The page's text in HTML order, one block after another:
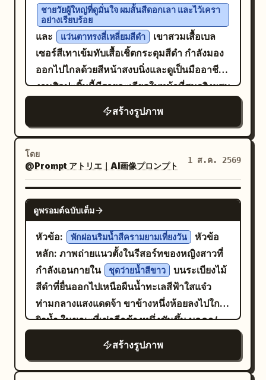
ไมโครบนเส้นใบไม้ในฉากหน้า"}, "lighting":
{"key": "แสงหลักสีทองนุ่มนวล (สไตล์
Rembrandt) จากด้านบนและด้านขวาเล็ก
น้อย", "fill": "แสงสะท้อนที่เบาบางเพื่อรักษา
รายละเอียดในเงามืดที่สุดของเครื่องประดับ
ศีรษะ", "rim": "แสงขอบสีอำพันจางๆ เพื่อแยก
ตัวแบบออกจากฉากหลังที่มืดมิดและวุ่นวาย",
"shadows": "สีดำเข้มข้นและลึก แสงเงาแบบ
"color_temperature": "โทนอุ่น, 3200K",
"sensor_flare": "ไม่มี การเรนเดอร์ทางแสงที่
สะอาดตา"}, "camera": {"lens_type":
"เลนส์พอร์ตเทรตระยะไกล (Prime)",
"focal_length": "100mm", "aperture":
"f/2.2", "focus": "คมชัดที่ม่านตาของตัวแบบ
และขอบของประติมากรรมใบไม้ในระยะใกล้",
"sensor_format": "Medium Format",
"perspective_distortion": "การบีบอัดเล็ก
น้อยจากเลนส์เทเลโฟโต้ ทำให้เกลียวดูแบนลง
เล็กน้อย"}, "post_processing": {"color":
"สีเหลืองอมน้ำตาลเข้มข้น, สีเหลืองทอง, สี
อำพัน, สีดำสนิท", "tonality": "ความเปรียบ
น้อยที่ด้านล่างก่อนจะเลือนหายไปในความมืด
** การจัดแสง: ** แหล่งกำเนิดแสงแข็งเพียงจุด
เดียว วางตำแหน่งให้สูงขึ้นและอยู่ด้านข้าง
มากกว่าเดิม ทำให้เกิดลำแสงที่แคบและคมชัด
เหมือนการผ่าตัด ผิวฝั่งรับแสงถูกเรนเดอร์ด้วย
สนิท มีแสง Rim light สีฟ้าขาวบางๆ ตัดขอบ
โหนกแก้มฝั่งไกล ดวงตาฝั่งใกล้มีแสงสะท้อน
(Catchlight) ที่คมชัดเพียงจุดเดียว ส่วนดวงตา
ฝั่งไกลเห็นเพียงขอบม่านตาที่โดนแสงและเสี้ยว
ของตาขาว **พื้นหลัง:** สีดำสนิท ไม่มีองค์
ประกอบอื่นใด มีเพียงเงาที่เกิดจากมุมกล้องใหม่
เท่านั้น **สีและพื้นผิว:** สีดำเข้มข้น โทนผิว
เย็นตัดกับสีผิวอันเดอร์โทนอุ่น เน้นขอบด้วยสีฟ้า
ขาว ใส่เกรนฟิล์ม Ilford HP5 10% ไม่มีการรี
ทัชใดๆ ทั้งสิ้น คงไว้ซึ่งรูขุมขน พื้นผิว และร่อง
รอยความไม่สมบูรณ์ตามธรรมชาติ
เห็นได้ใกล้ขอบด้านล่าง เธอถือสมาร์ทโฟนสีเทา
อ่อนไว้หน้าใบหน้าเพื่อบังส่วนใบหน้าไว้ และใช้
มืออีกข้างแตะผมใกล้กับใบหู ใช้แสงธรรมชาติ
จากหน้าต่างที่นุ่มนวล โทนสีกลางที่ดูสบายตา
ความสมจริงแบบภาพถ่ายในร่มที่ไม่เป็นทางการ
เห็นขอบกระจกที่ด้านซ้ายสุด มีบัวพื้นตามผนัง
ด้านหลัง และให้ความรู้สึกเหมือนภาพถ่ายคอส
ชิดแต่ไม่โป๊เปลือย พร้อมรายละเอียดผิวที่สมจริง
รอยยับของผ้า รายละเอียดของพรม และไม่มี
ข้อความหรือลายน้ำเพิ่มเติม
ชายวัยผู้ใหญ่ที่ดูมั่นใจ ผมสั้นสีดอกเลา และไว้เครา
อย่างเรียบร้อย
และ แว่นตาทรงสี่เหลี่ยมสีดำ
เขาสวมเสื้อเบล
เซอร์สีเทาเข้มทับเสื้อเชิ้ตกระดุมสีดำ กำลังมอง
ออกไปไกลด้วยสีหน้าสงบนิ่งและดูเป็นมืออาชีพ
งานศิลปะชิ้นนี้มีรายละเอียดใบหน้าที่สมจริงผสม
ผสานกับการแต้มสีน้ำอย่างสง่างามในโทนสีเบจ
เทา และซีเปีย บนพื้นหลังสีขาวนวลสะอาดตา
สร้างสุนทรียภาพแบบบรรณาธิการที่ทันสมัย
และดูหรูหรา ใช้ภาพอ้างอิงที่อัปโหลดเพื่อปรับ
รายละเอียดใบหน้าและการแสดงออก รวมถึง
แว่นตาหากมี อัตราส่วนภาพ 10:21
สร้างรูปภาพ
โดย
@Prompt アトリエ｜AI画像プロンプト
1 ส.ค. 2569
GPT IMAGE 2
ดูพรอมต์ฉบับเต็ม
หัวข้อ: พักผ่อนริมน้ำสีครามยามเที่ยงวัน
หลัก: ภาพถ่ายแนวตั้งในรีสอร์ทของหญิงสาวที่
กำลังเอนกายใน
ชุดว่ายน้ำสีขาว
บนระเบียงไม้
สีดำที่ยื่นออกไปเหนือผืนน้ำทะเลสีฟ้าใสแจ๋ว
ท่ามกลางแสงแดดจ้า ขาข้างหนึ่งห้อยลงไปใกล้
ผิวน้ำ ในขณะที่เข่าอีกข้างหนึ่งชันขึ้น บุคคล/
สีหน้า: หญิงสาววัย 20 กว่าๆ ใบหน้าเอียงขึ้นเล็ก
น้อย ดวงตาซ่อนอยู่หลังแว่นกันแดดสีน้ำตาล
ขนาดใหญ่ สีหน้าดูสงบและผ่อนคลายโดยเผยอ
สร้างรูปภาพ